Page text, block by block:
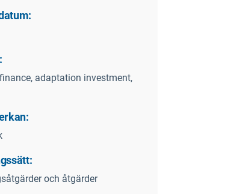
adaptation investment,
och åtgärder